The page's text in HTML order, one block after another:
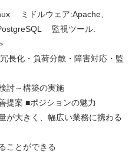
ミドルウェア:Apache、
監視ツール:
長化・負荷分散・障害対応・監
討～構築の実施
提案 ■ポジションの魅力
が大きく、幅広い業務に携わる
ことができる